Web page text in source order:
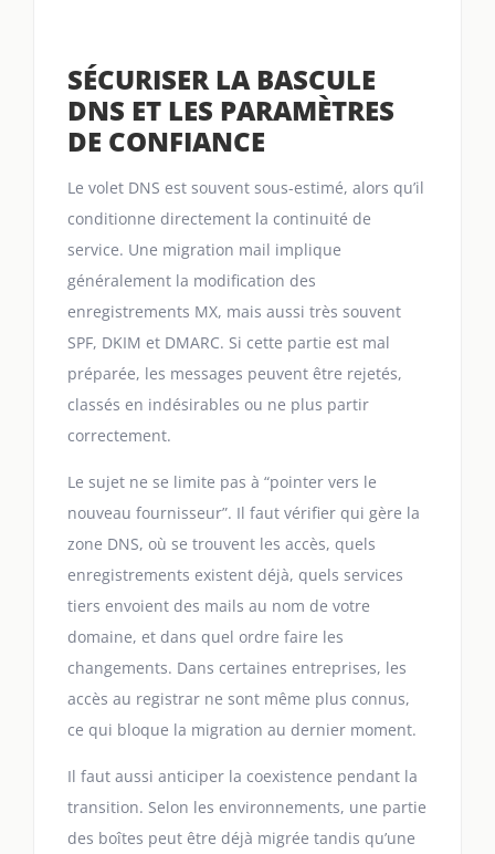
SÉCURISER LA BASCULE
DNS ET LES PARAMÈTRES
DE CONFIANCE
Le volet DNS est souvent sous-estimé, alors qu’il
conditionne directement la continuité de
service. Une migration mail implique
généralement la modification des
enregistrements MX, mais aussi très souvent
SPF, DKIM et DMARC. Si cette partie est mal
préparée, les messages peuvent être rejetés,
classés en indésirables ou ne plus partir
correctement.
Le sujet ne se limite pas à “pointer vers le
nouveau fournisseur”. Il faut vérifier qui gère la
zone DNS, où se trouvent les accès, quels
enregistrements existent déjà, quels services
tiers envoient des mails au nom de votre
domaine, et dans quel ordre faire les
changements. Dans certaines entreprises, les
accès au registrar ne sont même plus connus,
ce qui bloque la migration au dernier moment.
Il faut aussi anticiper la coexistence pendant la
transition. Selon les environnements, une partie
des boîtes peut être déjà migrée tandis qu’une